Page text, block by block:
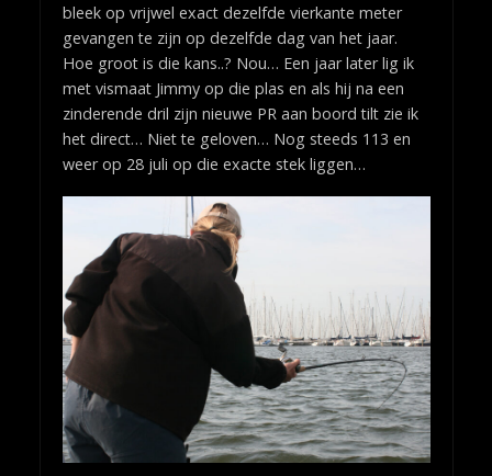
bleek op vrijwel exact dezelfde vierkante meter
gevangen te zijn op dezelfde dag van het jaar.
Hoe groot is die kans..? Nou… Een jaar later lig ik
met vismaat Jimmy op die plas en als hij na een
zinderende dril zijn nieuwe PR aan boord tilt zie ik
het direct… Niet te geloven… Nog steeds 113 en
weer op 28 juli op die exacte stek liggen…